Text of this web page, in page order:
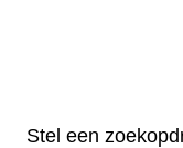
Stel een